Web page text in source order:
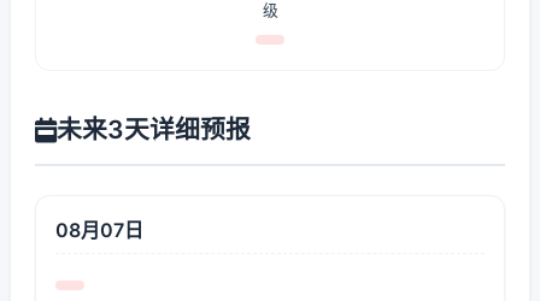
级
未来3天详细预报
08月07日